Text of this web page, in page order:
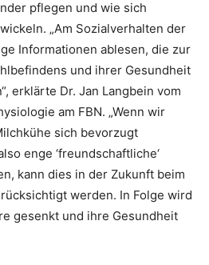
pflegen und wie sich
„Am Sozialverhalten der
Informationen ablesen, die zur
und ihrer Gesundheit
erklärte Dr. Jan Langbein vom
am FBN. „Wenn wir
sich bevorzugt
enge ‘freundschaftliche‘
kann dies in der Zukunft beim
werden. In Folge wird
gesenkt und ihre Gesundheit